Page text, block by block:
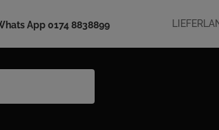
App 0174 8838899